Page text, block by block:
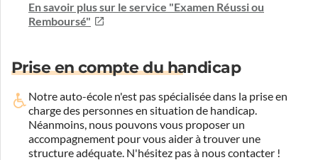
En savoir plus sur le service "Examen Réussi ou
Remboursé"
Prise en compte du handicap
Notre auto-école n'est pas spécialisée dans la prise en
charge des personnes en situation de handicap.
Néanmoins, nous pouvons vous proposer un
accompagnement pour vous aider à trouver une
structure adéquate. N'hésitez pas à nous contacter !